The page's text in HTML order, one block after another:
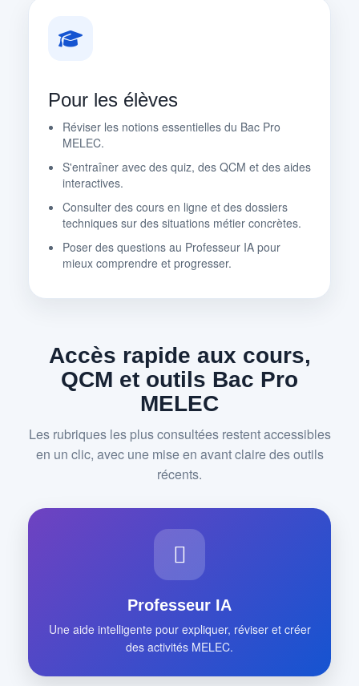
Pour les élèves
Réviser les notions essentielles du Bac Pro
MELEC.
S'entraîner avec des quiz, des QCM et des aides
interactives.
Consulter des cours en ligne et des dossiers
techniques sur des situations métier concrètes.
Poser des questions au Professeur IA pour
mieux comprendre et progresser.
Accès rapide aux cours,
QCM et outils Bac Pro
MELEC
Les rubriques les plus consultées restent accessibles
en un clic, avec une mise en avant claire des outils
récents.
Professeur IA
Une aide intelligente pour expliquer, réviser et créer
des activités MELEC.